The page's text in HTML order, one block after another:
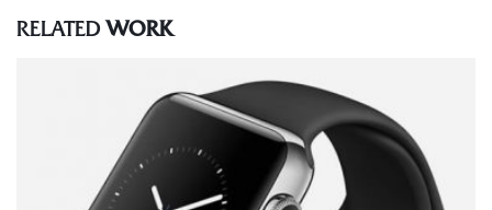
RELATEDWORK